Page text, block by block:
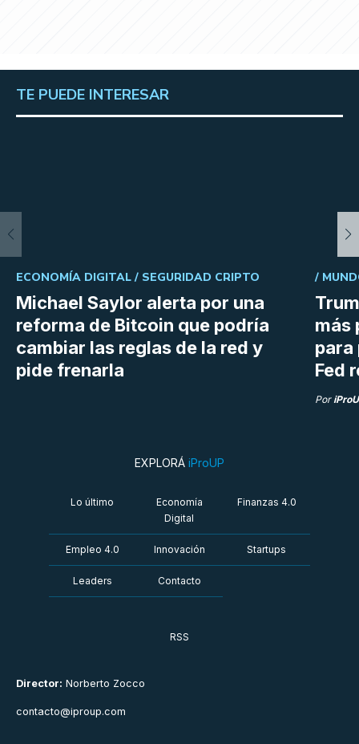
TE PUEDE INTERESAR
Michael Saylor alerta por una
reforma de Bitcoin que podría
cambiar las reglas de la red y
pide frenarla
ECONOMÍA DIGITAL / SEGURIDAD CRIPTO
más
para
Fed
/
Por
Director: Norberto Zocco
contacto@iproup.com
EXPLORÁ iProUP
Lo último
Economía
Digital
Finanzas 4.0
Empleo 4.0 Innovación Startups
Leaders Contacto
RSS